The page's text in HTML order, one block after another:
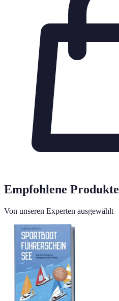
Empfohlene Produkte
Von unseren Experten ausgewählt